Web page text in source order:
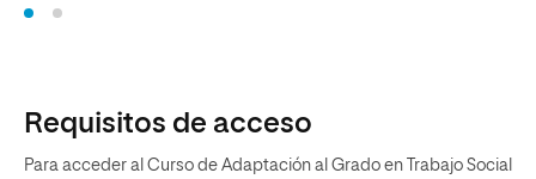
Requisitos de acceso
Para acceder al Curso de Adaptación al Grado en Trabajo Social